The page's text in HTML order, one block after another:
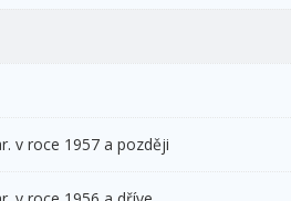
v roce 1957 a později